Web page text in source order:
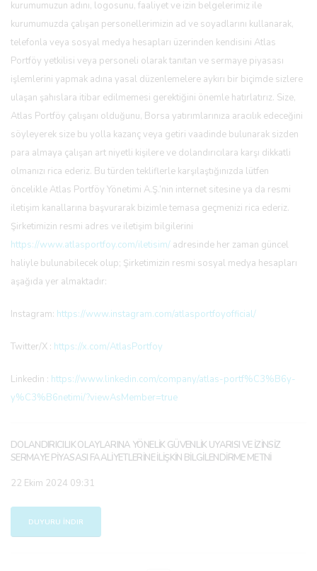
kurumumuzun adını, logosunu, faaliyet ve izin belgelerimiz ile
kurumumuzda çalışan personellerimizin ad ve soyadlarını kullanarak,
telefonla veya sosyal medya hesapları üzerinden kendisini Atlas
Portföy yetkilisi veya personeli olarak tanıtan ve sermaye piyasası
işlemlerini yapmak adına yasal düzenlemelere aykırı bir biçimde sizlere
ulaşan şahıslara itibar edilmemesi gerektiğini önemle hatırlatırız. Size,
Atlas Portföy çalışanı olduğunu, Borsa yatırımlarınıza aracılık edeceğini
söyleyerek size bu yolla kazanç veya getiri vaadinde bulunarak sizden
para almaya çalışan art niyetli kişilere ve dolandırıcılara karşı dikkatli
olmanızı rica ederiz. Bu türden tekliflerle karşılaştığınızda lütfen
öncelikle Atlas Portföy Yönetimi A.Ş.’nin internet sitesine ya da resmi
iletişim kanallarına başvurarak bizimle temasa geçmenizi rica ederiz.
Şirketimizin resmi adres ve iletişim bilgilerini
https://www.atlasportfoy.com/iletisim/ adresinde her zaman güncel
haliyle bulunabilecek olup; Şirketimizin resmi sosyal medya hesapları
aşağıda yer almaktadır:
Instagram: https://www.instagram.com/atlasportfoyofficial/
Twitter/X : https://x.com/AtlasPortfoy
Linkedin : https://www.linkedin.com/company/atlas-portf%C3%B6y-
y%C3%B6netimi/?viewAsMember=true
DOLANDIRICILIK OLAYLARINA YÖNELİK GÜVENLİK UYARISI VE İZİNSİZ
SERMAYE PİYASASI FAALİYETLERİNE İLİŞKİN BİLGİLENDİRME METNİ
22 Ekim 2024 09:31
DUYURU İNDIR